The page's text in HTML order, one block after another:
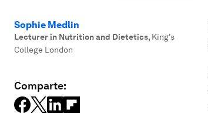
Sophie Medlin
‎Lecturer in Nutrition and Dietetics, King's
College London
Comparte: